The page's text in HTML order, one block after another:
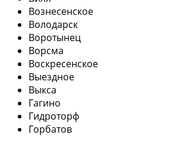
Вознесенское
Володарск
Воротынец
Ворсма
Воскресенское
Выездное
Выкса
Гагино
Гидроторф
Горбатов